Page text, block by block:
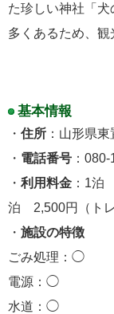
た珍しい神社「
多くあるため、観
基本情報
・ 住所 ：山形県
・ 電話番号 ：
・ 利用料金 ：1
泊 2,500円（トレ
・ 施設の特徴
ごみ処理：◯
電源：◯
水道：◯